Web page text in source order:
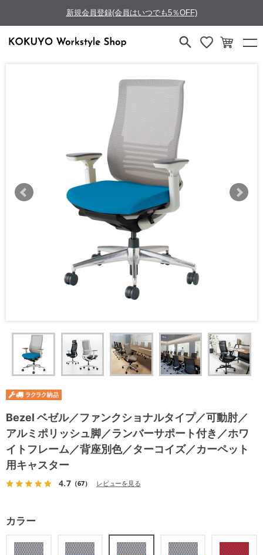
新規会員登録(会員はいつでも5％OFF)
Bezel ベゼル／ファンクショナルタイプ／可動肘／
アルミポリッシュ脚／ランバーサポート付き／ホワ
イトフレーム／背座別色／ターコイズ／カーペット
用キャスター
4.7（67） レビューを見る
カラー